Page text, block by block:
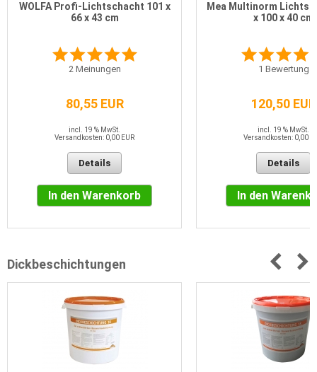
WOLFA Profi-Lichtschacht 101 x
66 x 43 cm
2Meinungen
80,55 EUR
incl. 19 % MwSt.
Versandkosten: 0,00 EUR
Details
In den Warenkorb
Mea Multinorm
x 100 x 40 cm
1 Bewertung
120,50 EUR
incl. 19 % MwSt.
Versandkosten: 0,00
Details
In den
Dickbeschichtungen